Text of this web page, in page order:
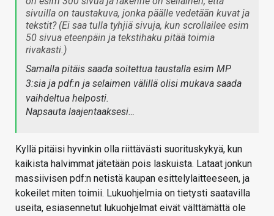
sivuilla on taustakuva, jonka päälle vedetään kuvat ja
tekstit? (Ei saa tulla tyhjiä sivuja, kun scrollailee esim
50 sivua eteenpäin ja tekstihaku pitää toimia
rivakasti.)
Samalla pitäis saada soitettua taustalla esim MP
3:sia ja pdf:n ja selaimen välillä olisi mukava saada
vaihdeltua helposti.
Napsauta laajentaaksesi…
Kyllä pitäisi hyvinkin olla riittävästi suorituskykyä, kun
kaikista halvimmat jätetään pois laskuista. Lataat jonkun
massiivisen pdf:n netistä kaupan esittelylaitteeseen, ja
kokeilet miten toimii. Lukuohjelmia on tietysti saatavilla
useita, esiasennetut lukuohjelmat eivät välttämättä ole